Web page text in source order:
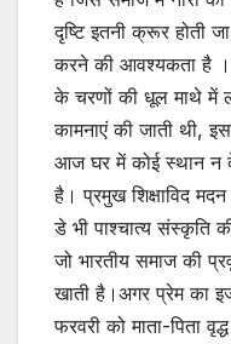
दृष्टि इतनी क्रूर होती
करने की आवश्यकता है ।
के चरणों की धूल माथे में
कामनाएं की जाती थी,
आज घर में कोई स्थान न
है। प्रमुख शिक्षाविद
डे भी पाश्चात्य संस्कृति
जो भारतीय समाज की
खाती है।अगर प्रेम का
फरवरी को माता-पिता